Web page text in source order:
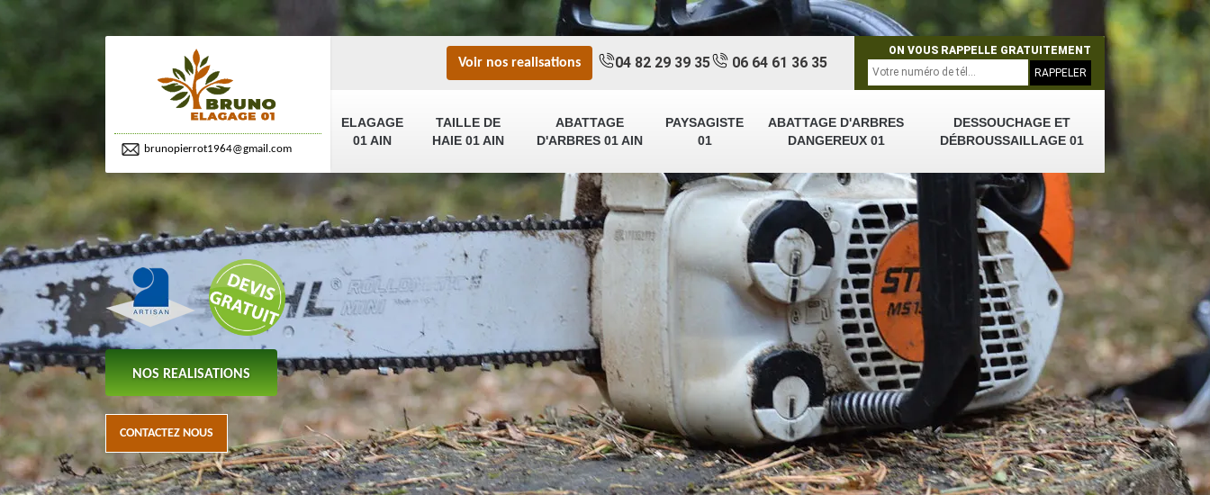
brunopierrot1964@gmail.com
ELAGAGE
01 AIN
TAILLE DE
HAIE 01 AIN
ABATTAGE
D'ARBRES 01 AIN
PAYSAGISTE
01
ABATTAGE D'ARBRES
DANGEREUX 01
DESSOUCHAGE ET
DÉBROUSSAILLAGE 01
Voir nos realisations 04 82 29 39 35 06 64 61 36 35
ON VOUS RAPPELLE GRATUITEMENT
NOS REALISATIONS
CONTACTEZ NOUS